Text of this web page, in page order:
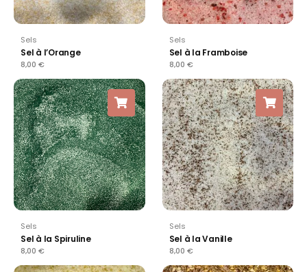
Sels
Sel à l’Orange
8,00 €
Sels
Sel à la Framboise
8,00 €
Sels
Sel à la Spiruline
8,00 €
Sels
Sel à la Vanille
8,00 €